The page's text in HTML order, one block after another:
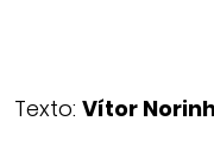
Texto: Vítor